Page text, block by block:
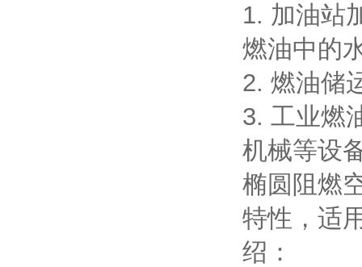
1. 加油站
燃油中的
2. 燃油储
3. 工业燃
机械等设
椭圆阻燃
特性，适
绍：